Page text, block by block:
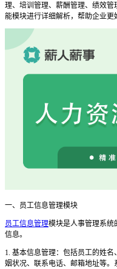
理、培训管理、薪酬管理、绩效
能模块进行详细解析，帮助企业更
一、员工信息管理模块
员工信息管理模块是人事管理系统
信息。
1. 基本信息管理：包括员工的姓
姻状况、联系电话、邮箱地址等